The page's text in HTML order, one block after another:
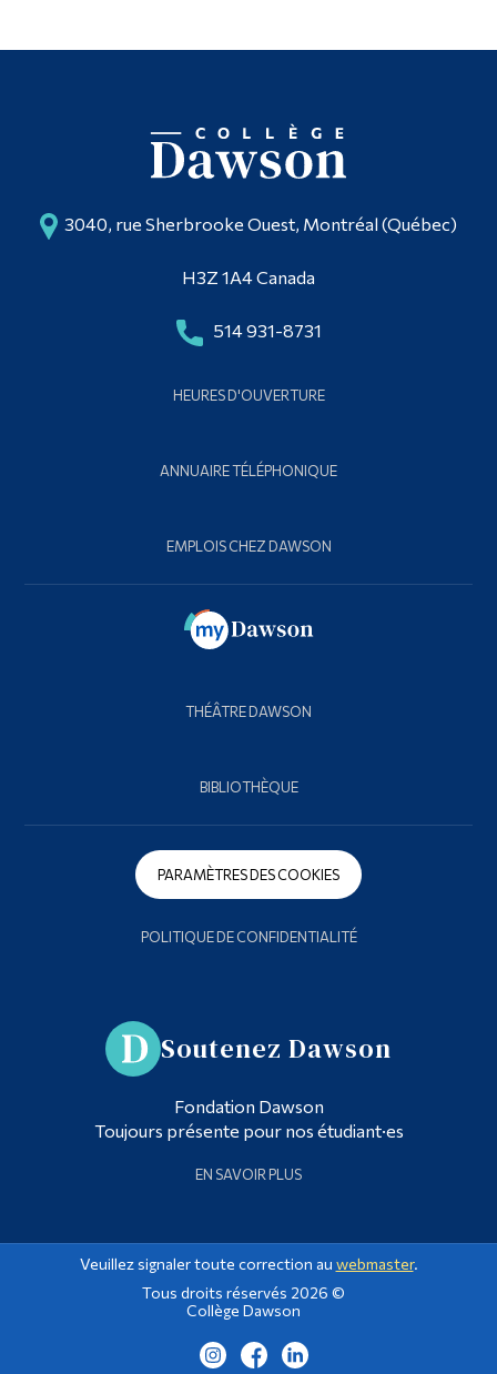
3040, rue Sherbrooke Ouest, Montréal (Québec)
H3Z 1A4 Canada
514 931-8731
HEURES D'OUVERTURE
ANNUAIRE TÉLÉPHONIQUE
EMPLOIS CHEZ DAWSON
THÉÂTRE DAWSON
BIBLIOTHÈQUE
PARAMÈTRES DES COOKIES
POLITIQUE DE CONFIDENTIALITÉ
Soutenez Dawson
Fondation Dawson
Toujours présente pour nos étudiant·es
EN SAVOIR PLUS
Veuillez signaler toute correction au webmaster.
Tous droits réservés 2026 ©
Collège Dawson